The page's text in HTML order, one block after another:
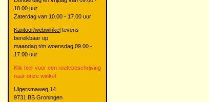
18.00 uur
Zaterdag van 10.00 - 17.00 uur
Kantoor/webwinkel tevens
bereikbaar op
maandag t/m woensdag 09.00 -
17.00 uur
Klik hier voor een routebeschrijving
naar onze winkel
Ulgersmaweg 14
9731 BS Groningen